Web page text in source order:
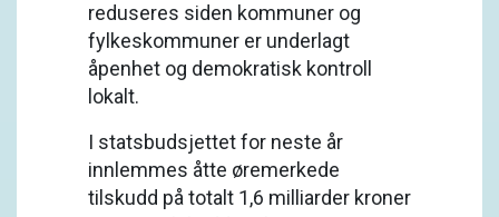
reduseres siden kommuner og
fylkeskommuner er underlagt
åpenhet og demokratisk kontroll
lokalt.
I statsbudsjettet for neste år
innlemmes åtte øremerkede
tilskudd på totalt 1,6 milliarder kroner